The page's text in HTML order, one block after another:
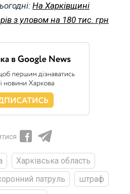
На Харківщині
з уловом на 180 тис. грн
Харківська область
патруль
штраф